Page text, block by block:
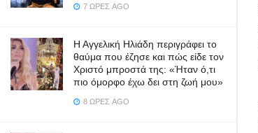
7 ΏΡΕΣ AGO
Η Αγγελική Ηλιάδη περιγράφει το
θαύμα που έζησε και πώς είδε τον
Χριστό μπροστά της: «Ήταν ό,τι
πιο όμορφο έχω δει στη ζωή μου»
8 ΏΡΕΣ AGO